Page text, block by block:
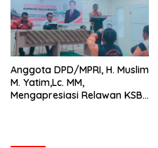
Anggota DPD/MPRI, H. Muslim
M. Yatim,Lc. MM,
Mengapresiasi Relawan KSB